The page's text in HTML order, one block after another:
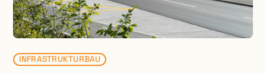
INFRASTRUKTURBAU